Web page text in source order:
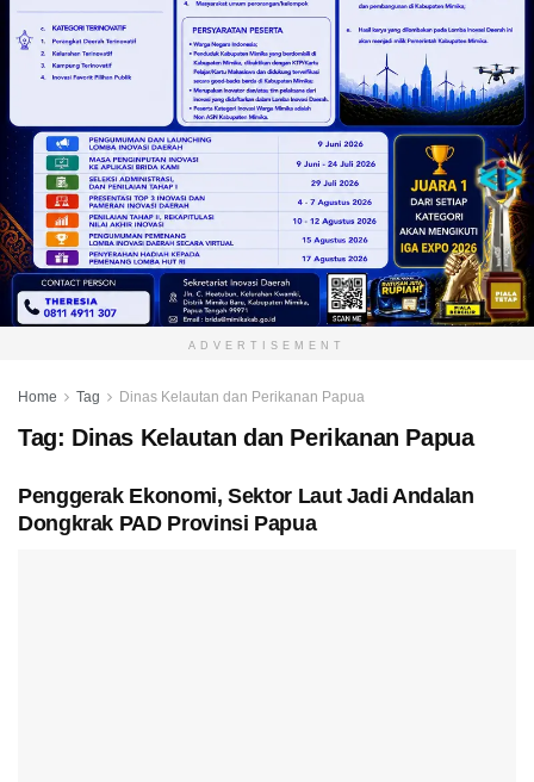
ADVERTISEMENT
Home Tag Dinas Kelautan dan Perikanan Papua
Tag: Dinas Kelautan dan Perikanan Papua
Penggerak Ekonomi, Sektor Laut Jadi Andalan
Dongkrak PAD Provinsi Papua